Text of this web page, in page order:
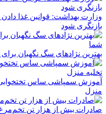
وزارت بهداشت: قوانین غذا دادن
بازنگری شود
بهترین نژادهای سگ نگهبان
آموزش سمپاشی ساس
منزل
صادرات بیش از هزار تن